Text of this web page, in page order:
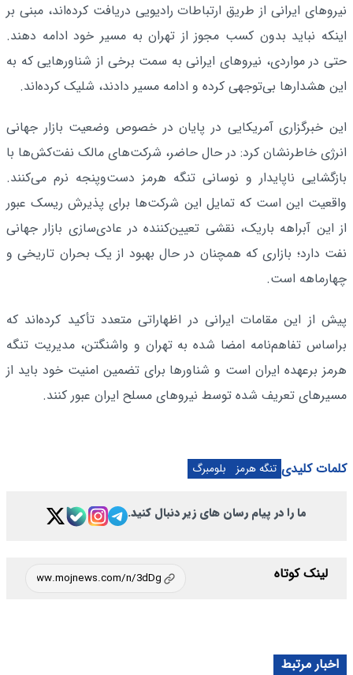
نیروهای ایرانی از طریق ارتباطات رادیویی دریافت کرده‌اند، مبنی بر
اینکه نباید بدون کسب مجوز از تهران به مسیر خود ادامه دهند.
حتی در مواردی، نیروهای ایرانی به سمت برخی از شناورهایی که به
این هشدارها بی‌توجهی کرده و ادامه مسیر دادند، شلیک کرده‌اند.
این خبرگزاری آمریکایی در پایان در خصوص وضعیت بازار جهانی
انرژی خاطرنشان کرد: در حال حاضر، شرکت‌های مالک نفت‌کش‌ها با
بازگشایی ناپایدار و نوسانی تنگه هرمز دست‌وپنجه نرم می‌کنند.
واقعیت این است که تمایل این شرکت‌ها برای پذیرش ریسک عبور
از این آبراهه باریک، نقشی تعیین‌کننده در عادی‌سازی بازار جهانی
نفت دارد؛ بازاری که همچنان در حال بهبود از یک بحران تاریخی و
چهارماهه است.
پیش از این مقامات ایرانی در اظهاراتی متعدد تأکید کرده‌اند که
براساس تفاهم‌نامه امضا شده به تهران و واشنگتن، مدیریت تنگه
هرمز برعهده ایران است و شناورها برای تضمین امنیت خود باید از
مسیرهای تعریف شده توسط نیروهای مسلح ایران عبور کنند.
کلمات کلیدی تنگه هرمز بلومبرگ
ما را در پیام رسان های زیر دنبال کنید.
لینک کوتاه
اخبار مرتبط